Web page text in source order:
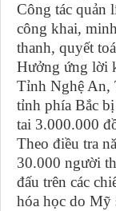
Công tác quản
công khai,
thanh, quyết
Hưởng ứng lời
Tỉnh Nghệ An,
tỉnh phía Bắc
tai 3.000.000
Theo điều tra
30.000 người
đấu trên các
hóa học do Mỹ